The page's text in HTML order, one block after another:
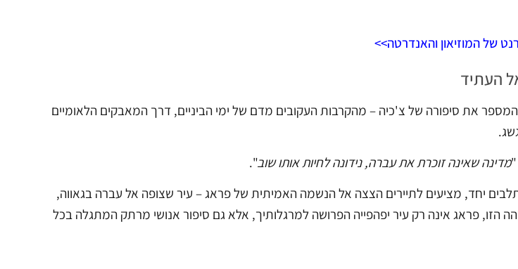
של המוזיאון והאנדרטה>>
העתיד
את סיפורה של צ'כיה – מהקרבות העקובים מדם של ימי הביניים, דרך המאבקים הלאומיים
"מדינה שאינה זוכרת את עברה, נידונה לחיות אותו שוב".
יחד, מציעים לתיירים הצצה אל הנשמה האמיתית של פראג – עיר שצופה אל עברה בגאווה,
פראג אינה רק עיר יפהפייה הפרושה למרגלותיך, אלא גם סיפור אנושי מרתק המתגלה בכל